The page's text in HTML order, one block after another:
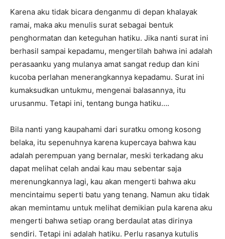
Karena aku tidak bicara denganmu di depan khalayak
ramai, maka aku menulis surat sebagai bentuk
penghormatan dan keteguhan hatiku. Jika nanti surat ini
berhasil sampai kepadamu, mengertilah bahwa ini adalah
perasaanku yang mulanya amat sangat redup dan kini
kucoba perlahan menerangkannya kepadamu. Surat ini
kumaksudkan untukmu, mengenai balasannya, itu
urusanmu. Tetapi ini, tentang bunga hatiku….
Bila nanti yang kaupahami dari suratku omong kosong
belaka, itu sepenuhnya karena kupercaya bahwa kau
adalah perempuan yang bernalar, meski terkadang aku
dapat melihat celah andai kau mau sebentar saja
merenungkannya lagi, kau akan mengerti bahwa aku
mencintaimu seperti batu yang tenang. Namun aku tidak
akan memintamu untuk melihat demikian pula karena aku
mengerti bahwa setiap orang berdaulat atas dirinya
sendiri. Tetapi ini adalah hatiku. Perlu rasanya kutulis